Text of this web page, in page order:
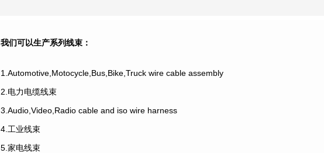
我们可以生产系列线束：
1.Automotive,Motocycle,Bus,Bike,Truck wire cable assembly
2.电力电缆线束
3.Audio,Video,Radio cable and iso wire harness
4.工业线束
5.家电线束